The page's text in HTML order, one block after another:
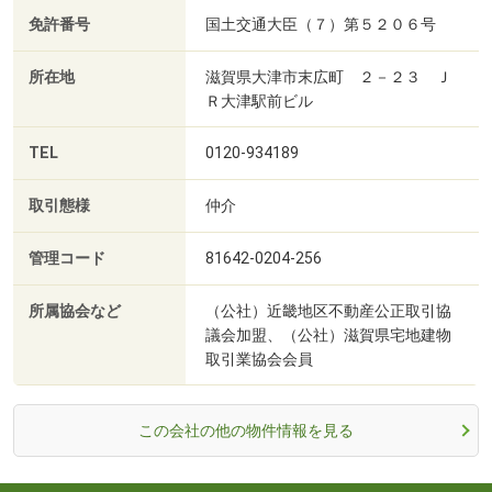
免許番号 国土交通大臣（７）第５２０６号
所在地
滋賀県大津市末広町 ２－２３ Ｊ
Ｒ大津駅前ビル
TEL 0120-934189
取引態様 仲介
管理コード 81642-0204-256
所属協会など
（公社）近畿地区不動産公正取引協
議会加盟、（公社）滋賀県宅地建物
取引業協会会員
この会社の他の物件情報を見る